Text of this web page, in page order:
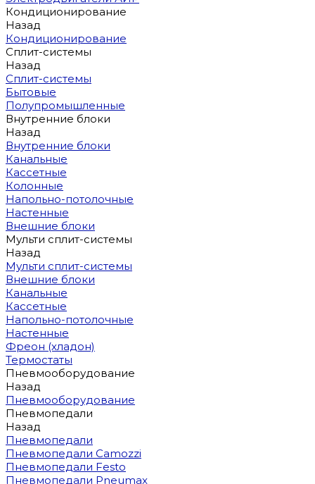
Кондиционирование
Назад
Кондиционирование
Сплит-системы
Назад
Сплит-системы
Бытовые
Полупромышленные
Внутренние блоки
Назад
Внутренние блоки
Канальные
Кассетные
Колонные
Напольно-потолочные
Настенные
Внешние блоки
Мульти сплит-системы
Назад
Мульти сплит-системы
Внешние блоки
Канальные
Кассетные
Напольно-потолочные
Настенные
Фреон (хладон)
Термостаты
Пневмооборудование
Назад
Пневмооборудование
Пневмопедали
Назад
Пневмопедали
Пневмопедали Camozzi
Пневмопедали Festo
Пневмопедали Pneumax